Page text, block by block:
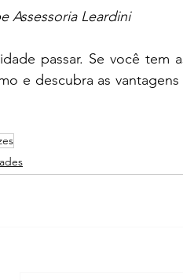
Assessoria Leardini
passar. Se você tem
e descubra as